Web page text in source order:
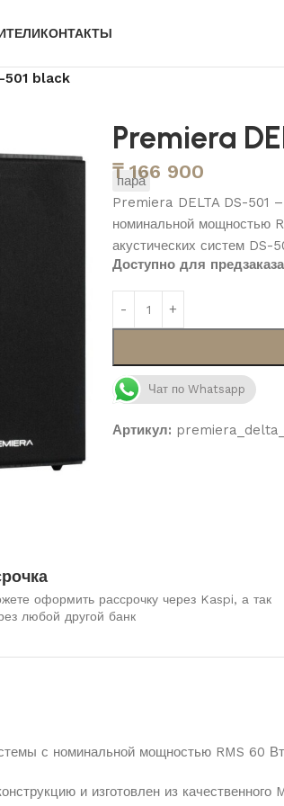
КОНТАКТЫ
501 black
Premiera
₸166 900
пара
Premiera DELTA DS-501
номинальной мощностью
акустических систем DS-
Доступно для предзаказа
Чат по Whatsapp
Артикул:
оформить рассрочку через Kaspi, а так
любой другой банк
с номинальной мощностью RMS 60
и изготовлен из